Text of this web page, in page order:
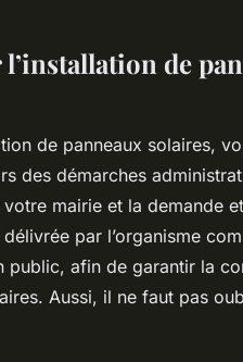
de
de panneaux solaires,
des démarches
mairie et la demande
par l’organisme
public, afin de garantir la
Aussi, il ne faut pas